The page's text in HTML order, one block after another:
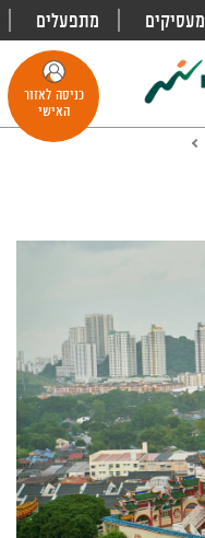
מעסיקים מתפעלים
כניסה לאזור
האישי